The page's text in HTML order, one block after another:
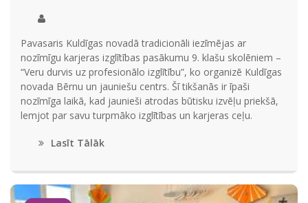
Pavasaris Kuldīgas novadā tradicionāli iezīmējas ar
nozīmīgu karjeras izglītības pasākumu 9. klašu skolēniem –
“Veru durvis uz profesionālo izglītību”, ko organizē Kuldīgas
novada Bērnu un jauniešu centrs. Šī tikšanās ir īpaši
nozīmīga laikā, kad jaunieši atrodas būtisku izvēļu priekšā,
lemjot par savu turpmāko izglītības un karjeras ceļu.
Lasīt Tālāk